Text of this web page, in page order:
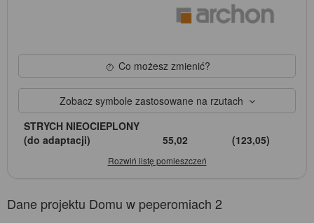
Co możesz zmienić?
Zobacz symbole zastosowane na rzutach
STRYCH NIEOCIEPLONY
(do adaptacji)
55,02 (123,05)
Dane projektu Domu w peperomiach 2